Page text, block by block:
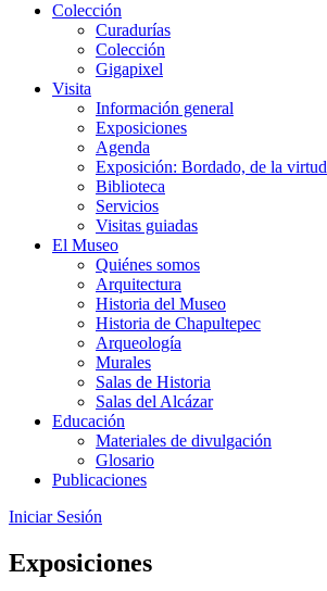
Colección
Curadurías
Colección
Gigapixel
Visita
Información general
Exposiciones
Agenda
Exposición: Bordado, de la virtud
Biblioteca
Servicios
Visitas guiadas
El Museo
Quiénes somos
Arquitectura
Historia del Museo
Historia de Chapultepec
Arqueología
Murales
Salas de Historia
Salas del Alcázar
Educación
Materiales de divulgación
Glosario
Publicaciones
Iniciar Sesión
Exposiciones